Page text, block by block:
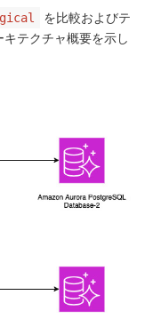
を比較およびテ
テクチャ概要を示し